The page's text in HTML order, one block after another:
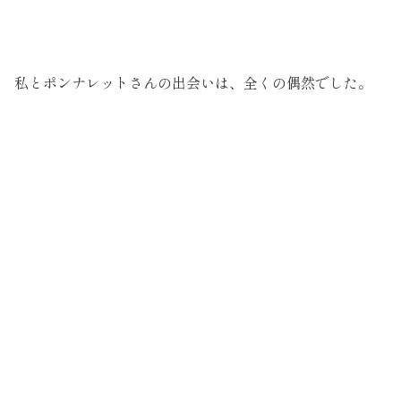
私とポンナレットさんの出会いは、全くの偶然でした。